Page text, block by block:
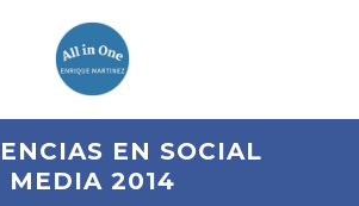
EN SOCIAL
MEDIA 2014